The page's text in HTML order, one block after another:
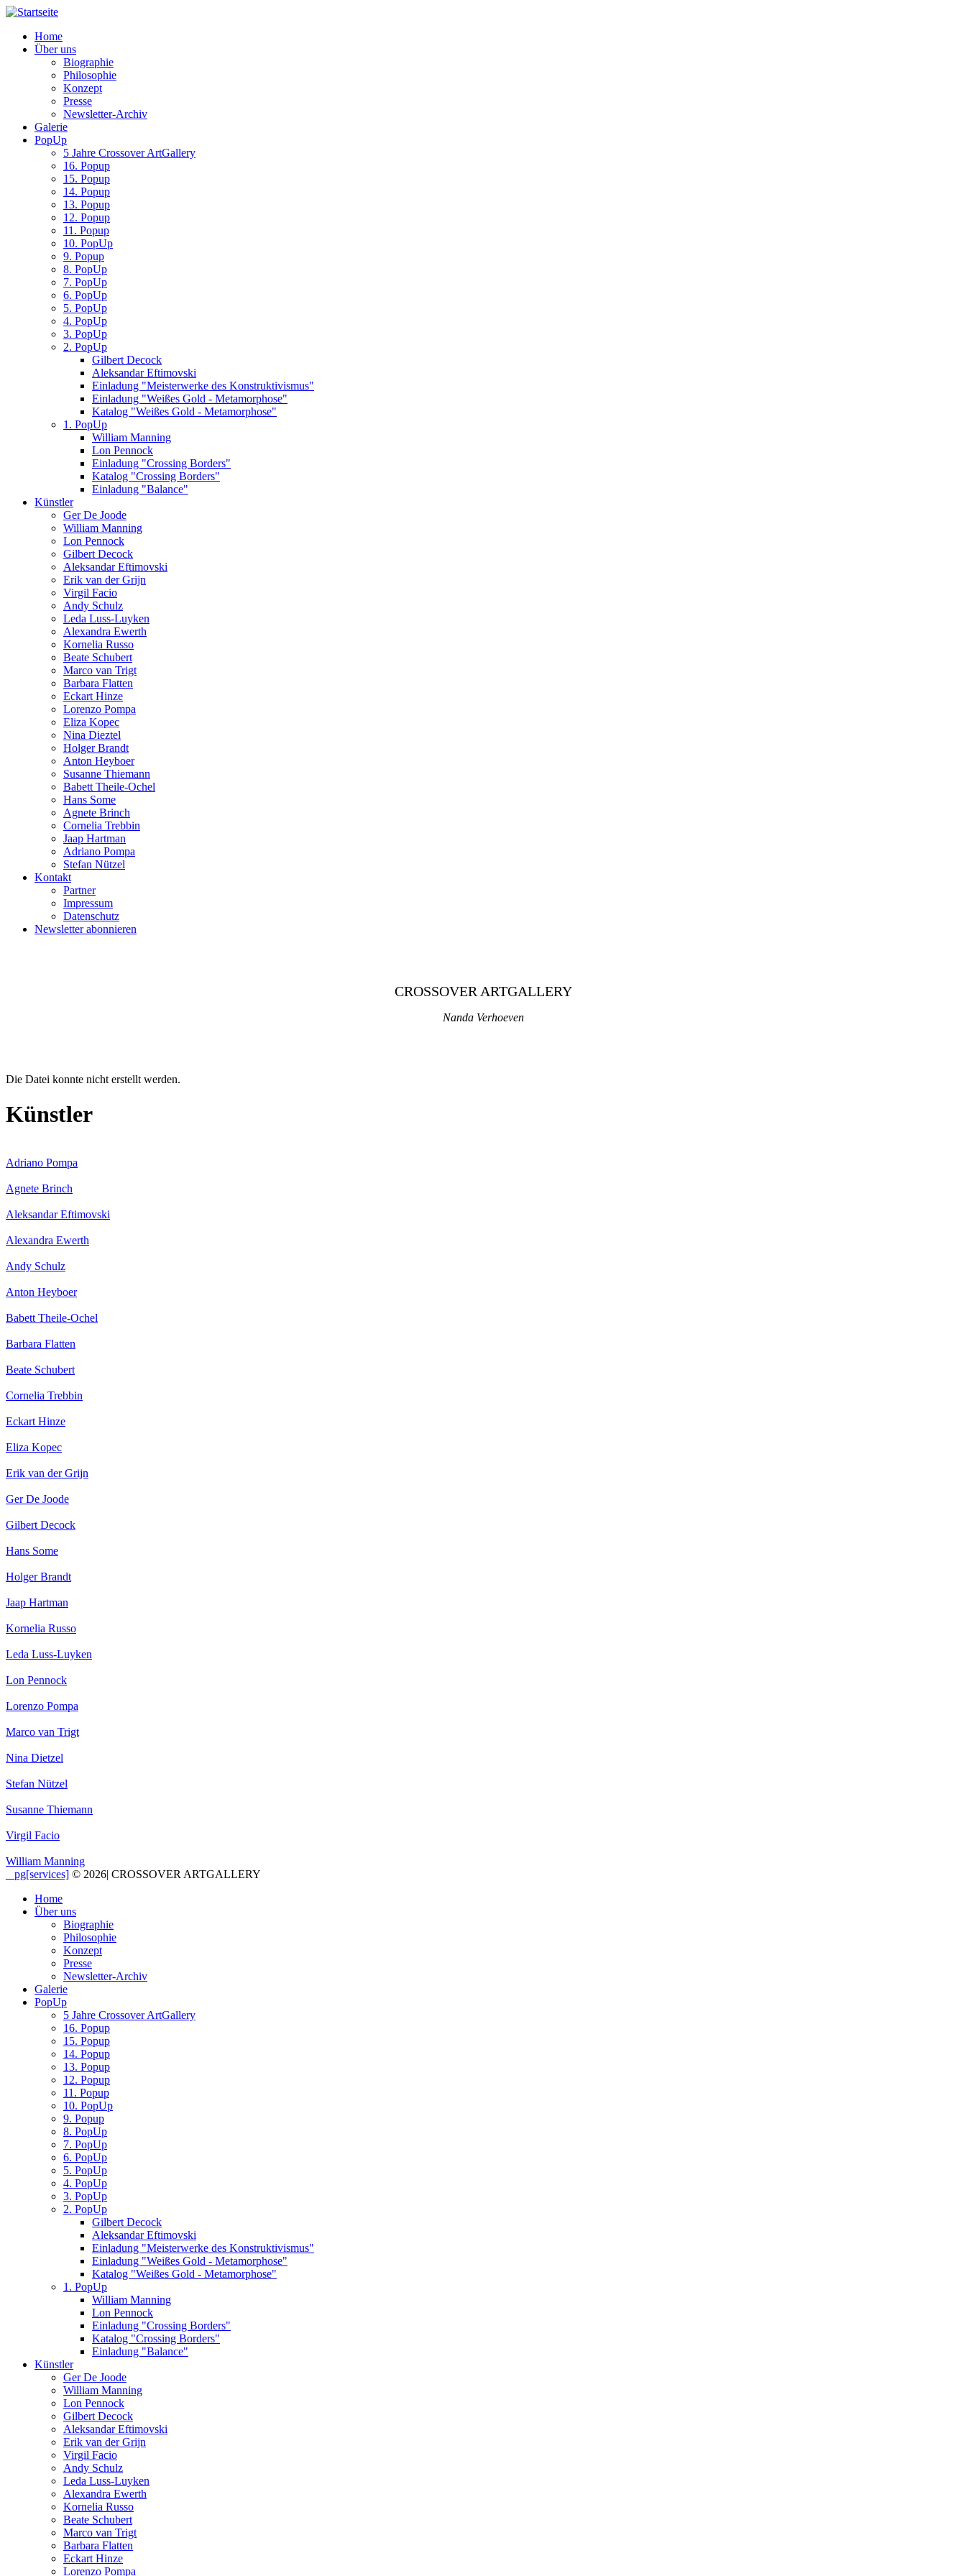
Home
Über uns
Biographie
Philosophie
Konzept
Presse
Newsletter-Archiv
Galerie
PopUp
5 Jahre Crossover ArtGallery
16. Popup
15. Popup
14. Popup
13. Popup
12. Popup
11. Popup
10. PopUp
9. Popup
8. PopUp
7. PopUp
6. PopUp
5. PopUp
4. PopUp
3. PopUp
2. PopUp
Gilbert Decock
Aleksandar Eftimovski
Einladung "Meisterwerke des Konstruktivismus"
Einladung "Weißes Gold - Metamorphose"
Katalog "Weißes Gold - Metamorphose"
1. PopUp
William Manning
Lon Pennock
Einladung "Crossing Borders"
Katalog "Crossing Borders"
Einladung "Balance"
Künstler
Ger De Joode
William Manning
Lon Pennock
Gilbert Decock
Aleksandar Eftimovski
Erik van der Grijn
Virgil Facio
Andy Schulz
Leda Luss-Luyken
Alexandra Ewerth
Kornelia Russo
Beate Schubert
Marco van Trigt
Barbara Flatten
Eckart Hinze
Lorenzo Pompa
Eliza Kopec
Nina Dieztel
Holger Brandt
Anton Heyboer
Susanne Thiemann
Babett Theile-Ochel
Hans Some
Agnete Brinch
Cornelia Trebbin
Jaap Hartman
Adriano Pompa
Stefan Nützel
Kontakt
Partner
Impressum
Datenschutz
Newsletter abonnieren
CROSSOVER ARTGALLERY
Nanda Verhoeven
Die Datei konnte nicht erstellt werden.
Künstler
Adriano Pompa
Agnete Brinch
Aleksandar Eftimovski
Alexandra Ewerth
Andy Schulz
Anton Heyboer
Babett Theile-Ochel
Barbara Flatten
Beate Schubert
Cornelia Trebbin
Eckart Hinze
Eliza Kopec
Erik van der Grijn
Ger De Joode
Gilbert Decock
Hans Some
Holger Brandt
Jaap Hartman
Kornelia Russo
Leda Luss-Luyken
Lon Pennock
Lorenzo Pompa
Marco van Trigt
Nina Dietzel
Stefan Nützel
Susanne Thiemann
Virgil Facio
William Manning
_ pg[services] © 2026| CROSSOVER ARTGALLERY
Home
Über uns
Biographie
Philosophie
Konzept
Presse
Newsletter-Archiv
Galerie
PopUp
5 Jahre Crossover ArtGallery
16. Popup
15. Popup
14. Popup
13. Popup
12. Popup
11. Popup
10. PopUp
9. Popup
8. PopUp
7. PopUp
6. PopUp
5. PopUp
4. PopUp
3. PopUp
2. PopUp
Gilbert Decock
Aleksandar Eftimovski
Einladung "Meisterwerke des Konstruktivismus"
Einladung "Weißes Gold - Metamorphose"
Katalog "Weißes Gold - Metamorphose"
1. PopUp
William Manning
Lon Pennock
Einladung "Crossing Borders"
Katalog "Crossing Borders"
Einladung "Balance"
Künstler
Ger De Joode
William Manning
Lon Pennock
Gilbert Decock
Aleksandar Eftimovski
Erik van der Grijn
Virgil Facio
Andy Schulz
Leda Luss-Luyken
Alexandra Ewerth
Kornelia Russo
Beate Schubert
Marco van Trigt
Barbara Flatten
Eckart Hinze
Lorenzo Pompa